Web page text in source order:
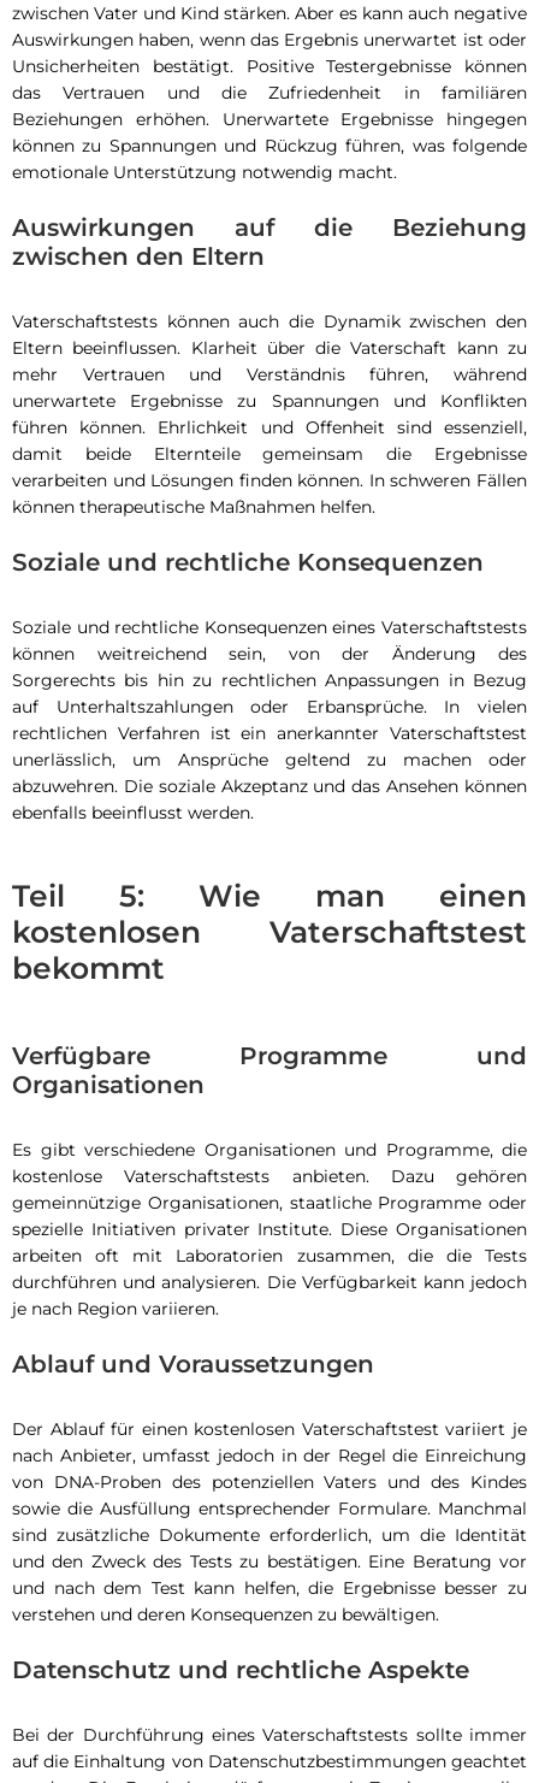
zwischen Vater und Kind stärken. Aber es kann auch negative
Auswirkungen haben, wenn das Ergebnis unerwartet ist oder
Unsicherheiten bestätigt. Positive Testergebnisse können
das Vertrauen und die Zufriedenheit in familiären
Beziehungen erhöhen. Unerwartete Ergebnisse hingegen
können zu Spannungen und Rückzug führen, was folgende
emotionale Unterstützung notwendig macht.
Auswirkungen auf die Beziehung
zwischen den Eltern
Vaterschaftstests können auch die Dynamik zwischen den
Eltern beeinflussen. Klarheit über die Vaterschaft kann zu
mehr Vertrauen und Verständnis führen, während
unerwartete Ergebnisse zu Spannungen und Konflikten
führen können. Ehrlichkeit und Offenheit sind essenziell,
damit beide Elternteile gemeinsam die Ergebnisse
verarbeiten und Lösungen finden können. In schweren Fällen
können therapeutische Maßnahmen helfen.
Soziale und rechtliche Konsequenzen
Soziale und rechtliche Konsequenzen eines Vaterschaftstests
können weitreichend sein, von der Änderung des
Sorgerechts bis hin zu rechtlichen Anpassungen in Bezug
auf Unterhaltszahlungen oder Erbansprüche. In vielen
rechtlichen Verfahren ist ein anerkannter Vaterschaftstest
unerlässlich, um Ansprüche geltend zu machen oder
abzuwehren. Die soziale Akzeptanz und das Ansehen können
ebenfalls beeinflusst werden.
Teil 5: Wie man einen
kostenlosen Vaterschaftstest
bekommt
Verfügbare Programme und
Organisationen
Es gibt verschiedene Organisationen und Programme, die
kostenlose Vaterschaftstests anbieten. Dazu gehören
gemeinnützige Organisationen, staatliche Programme oder
spezielle Initiativen privater Institute. Diese Organisationen
arbeiten oft mit Laboratorien zusammen, die die Tests
durchführen und analysieren. Die Verfügbarkeit kann jedoch
je nach Region variieren.
Ablauf und Voraussetzungen
Der Ablauf für einen kostenlosen Vaterschaftstest variiert je
nach Anbieter, umfasst jedoch in der Regel die Einreichung
von DNA-Proben des potenziellen Vaters und des Kindes
sowie die Ausfüllung entsprechender Formulare. Manchmal
sind zusätzliche Dokumente erforderlich, um die Identität
und den Zweck des Tests zu bestätigen. Eine Beratung vor
und nach dem Test kann helfen, die Ergebnisse besser zu
verstehen und deren Konsequenzen zu bewältigen.
Datenschutz und rechtliche Aspekte
Bei der Durchführung eines Vaterschaftstests sollte immer
auf die Einhaltung von Datenschutzbestimmungen geachtet